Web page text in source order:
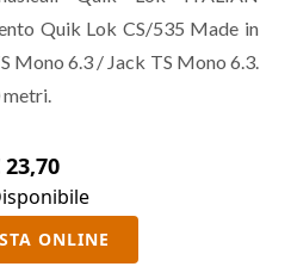
Quik Lok CS/535 Made in
Mono 6.3 / Jack TS Mono 6.3.
metri.
23,70
ONLINE